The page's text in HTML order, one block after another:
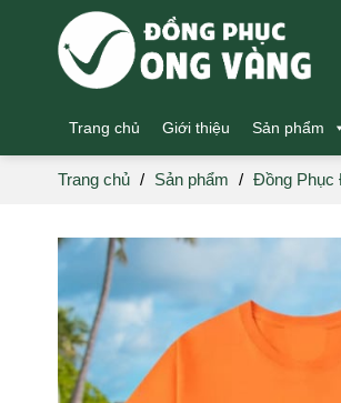
Trang chủ Giới thiệu Sản phẩm
Trang chủ / Sản phẩm / Đồng Phục